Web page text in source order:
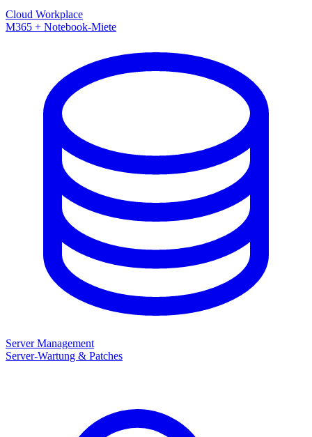
Cloud Workplace
M365 + Notebook-Miete
Server Management
Server-Wartung & Patches